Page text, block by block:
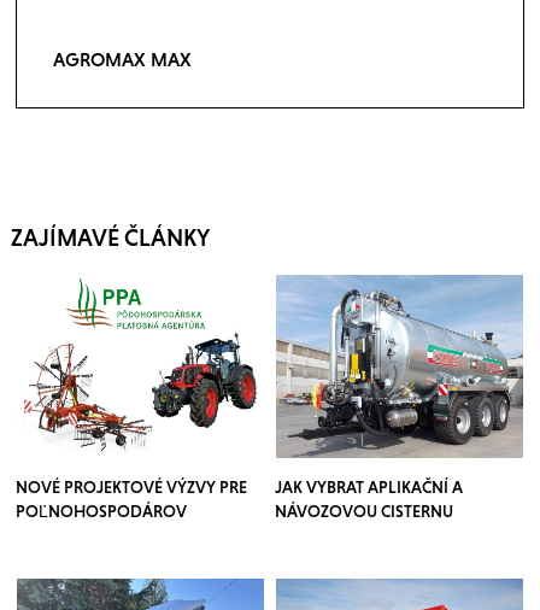
AGROMAX MAX
ZAJÍMAVÉ ČLÁNKY
NOVÉ PROJEKTOVÉ VÝZVY PRE
POĽNOHOSPODÁROV
JAK VYBRAT APLIKAČNÍ A
NÁVOZOVOU CISTERNU